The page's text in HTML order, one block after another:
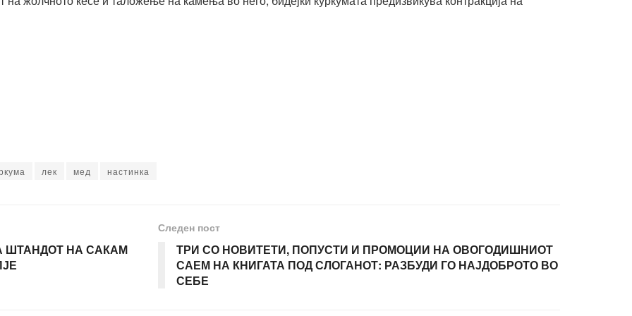
лек мед настинка
ШТАНДОТ НА САКАМ
Следен пост
ТРИ СО НОВИТЕТИ, ПОПУСТИ И ПРОМОЦИИ НА ОВОГОДИШНИОТ
САЕМ НА КНИГАТА ПОД СЛОГАНОТ: РАЗБУДИ ГО НАЈДОБРОТО ВО
СЕБЕ